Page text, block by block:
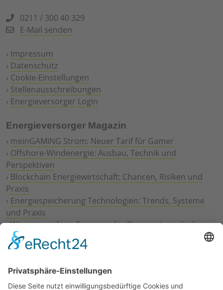
0211 / 300 40 329
E-Mail senden
› Impressum
› Datenschutz
› Cookie-Einstellungen
› Stellenausschreibungen
› Energieversorger Login
Energieversorger Magazin
› meinGAMING Strom: Neuer Tarif für Gamer
› Offshore-Windenergie: Ausbau, Technik und
Perspektiven
› Blockchain Energiewirtschaft: Chancen, Risiken und
Praxis
› Energiespeicherung Technologien: Trends, Systeme
und Praxis
›Wie erneuerbare Energien das Stromnetz verändern
Digitalisierung Energiewirtschaft: Effizienz, Netze und
Prozesse
Geschäftsmodelle
›Vorstandswechsel Westenergie: Böddeling übernimmt